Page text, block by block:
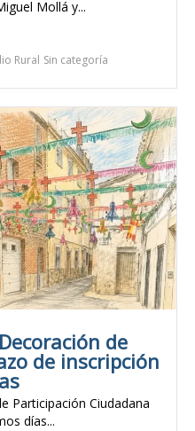
Mollá y...
Rural Sin categoría
de
de inscripción
Participación Ciudadana
días...